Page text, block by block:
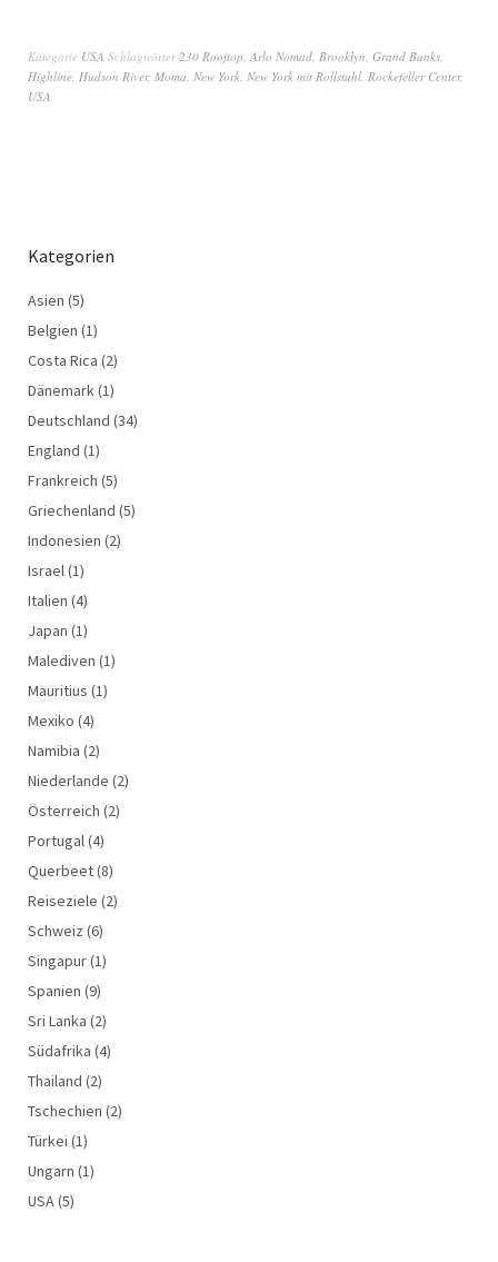
Kategorie USA Schlagwörter230 Rooftop, Arlo Nomad, Brooklyn, Grand Banks,
Highline, Hudson River, Moma, New York, New York mit Rollstuhl, Rockefeller Center,
USA
Kategorien
Asien (5)
Belgien (1)
Costa Rica (2)
Dänemark(1)
Deutschland (34)
England (1)
Frankreich (5)
Griechenland (5)
Indonesien (2)
Israel(1)
Italien (4)
Japan (1)
Malediven (1)
Mauritius (1)
Mexiko (4)
Namibia (2)
Niederlande (2)
Österreich (2)
Portugal(4)
Querbeet(8)
Reiseziele (2)
Schweiz (6)
Singapur(1)
Spanien (9)
Sri Lanka (2)
Südafrika (4)
Thailand (2)
Tschechien (2)
Türkei (1)
Ungarn (1)
USA(5)